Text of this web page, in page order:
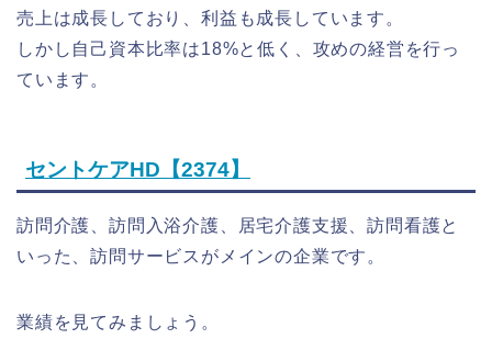
売上は成長しており、利益も成長しています。
しかし自己資本比率は18%と低く、攻めの経営を行っ
ています。
セントケアHD【2374】
訪問介護、訪問入浴介護、居宅介護支援、訪問看護と
いった、訪問サービスがメインの企業です。
業績を見てみましょう。